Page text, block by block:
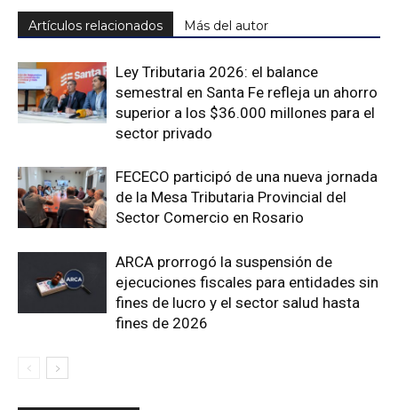
Artículos relacionados Más del autor
Ley Tributaria 2026: el balance
semestral en Santa Fe refleja un ahorro
superior a los $36.000 millones para el
sector privado
FECECO participó de una nueva jornada
de la Mesa Tributaria Provincial del
Sector Comercio en Rosario
ARCA prorrogó la suspensión de
ejecuciones fiscales para entidades sin
fines de lucro y el sector salud hasta
fines de 2026